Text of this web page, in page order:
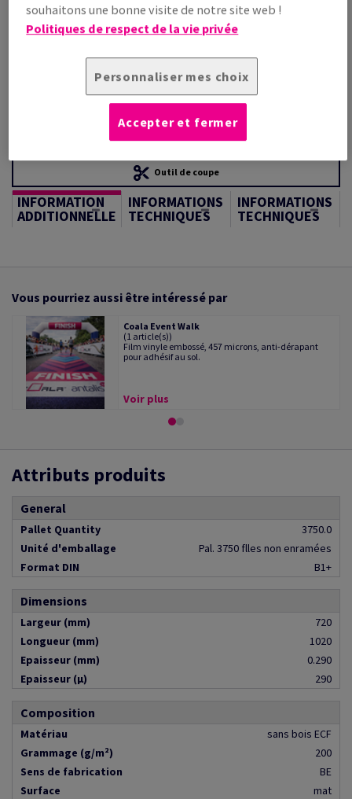
palette(s)
Outil de coupe
INFORMATION
ADDITIONNELLE
INFORMATIONS
TECHNIQUES
INFORMATIONS
TECHNIQUES
Vous pourriez aussi être intéressé par
Coala Event Walk
(1 article(s))
Film vinyle embossé, 457 microns, anti-dérapant
pour adhésif au sol.
Voir plus
Attributs produits
General
Pallet Quantity
3750.0
Unité d'emballage
Pal. 3750 flles non enramées
Format DIN
B1+
Dimensions
Largeur (mm)
720
Longueur (mm)
1020
Epaisseur (mm)
0.290
Epaisseur (µ)
290
Composition
Matériau
sans bois ECF
Grammage (g/m²)
200
Sens de fabrication
BE
Surface
mat
souhaitons une bonne visite de notre site web !
Politiques de respect de la vie privée
Personnaliser mes choix
Accepter et fermer